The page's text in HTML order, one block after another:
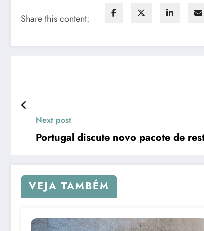
Share this content:
Next post
Portugal discute novo pacote de
VEJA TAMBÉM